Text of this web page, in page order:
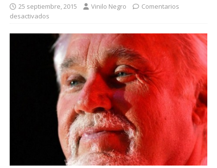
25 septiembre, 2015 Vinilo Negro
Comentarios
desactivados